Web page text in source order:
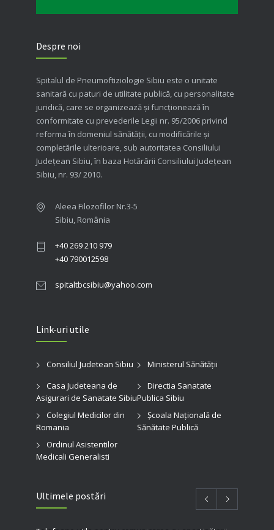
Despre noi
Spitalul de Pneumoftiziologie Sibiu este o unitate
sanitară cu paturi de utilitate publică, cu personalitate
juridică, care se organizează şi funcţionează în
conformitate cu prevederile Legii nr. 95/2006 privind
reforma în domeniul sănătăţii, cu modificările şi
completările ulterioare, sub autoritatea Consiliului
Judeţean Sibiu, în baza Hotărârii Consiliului Judeţean
Sibiu, nr. 93/ 2010.
Aleea Filozofilor Nr.3-5
Sibiu, România
+40 269 210 979
+40 790012598
spitaltbcsibiu@yahoo.com
Link-uri utile
Consiliul Judetean Sibiu
Ministerul Sănătății
Casa Judeteana de
Asigurari de Sanatate Sibiu
Directia Sanatate
Publica Sibiu
Colegiul Medicilor din
Romania
Şcoala Naţională de
Sănătate Publică
Ordinul Asistentilor
Medicali Generalisti
Ultimele postări